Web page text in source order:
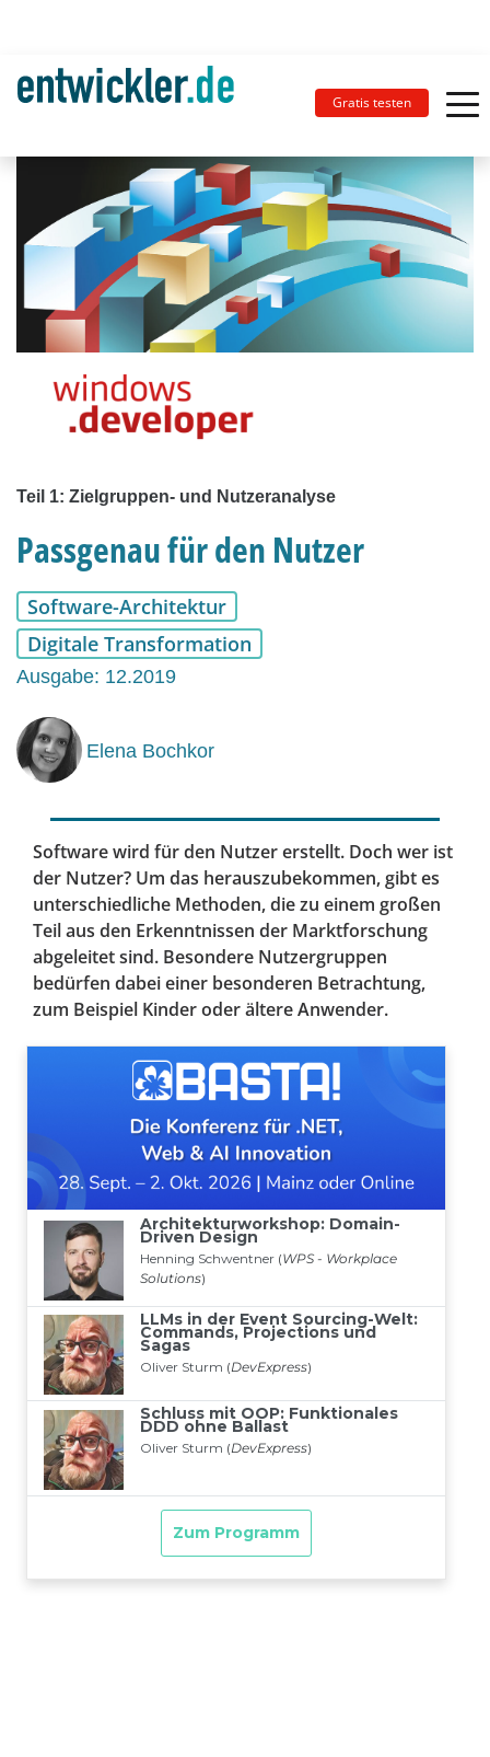
Gratis testen
Teil 1: Zielgruppen- und Nutzeranalyse
Passgenau für den Nutzer
Software-Architektur
Digitale Transformation
Ausgabe: 12.2019
Elena Bochkor
Software wird für den Nutzer erstellt. Doch wer ist
der Nutzer? Um das herauszubekommen, gibt es
unterschiedliche Methoden, die zu einem großen
Teil aus den Erkenntnissen der Marktforschung
abgeleitet sind. Besondere Nutzergruppen
bedürfen dabei einer besonderen Betrachtung,
zum Beispiel Kinder oder ältere Anwender.